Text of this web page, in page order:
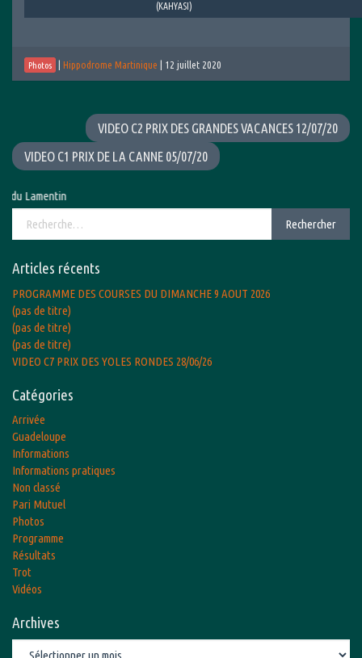
(KAHYASI)
Photos | Hippodrome Martinique | 12 juillet 2020
VIDEO C2 PRIX DES GRANDES VACANCES 12/07/20
VIDEO C1 PRIX DE LA CANNE 05/07/20
Lamentin
Rechercher
Articles récents
PROGRAMME DES COURSES DU DIMANCHE 9 AOUT 2026
(pas de titre)
(pas de titre)
(pas de titre)
VIDEO C7 PRIX DES YOLES RONDES 28/06/26
Catégories
Arrivée
Guadeloupe
Informations
Informations pratiques
Non classé
Pari Mutuel
Photos
Programme
Résultats
Trot
Vidéos
Archives